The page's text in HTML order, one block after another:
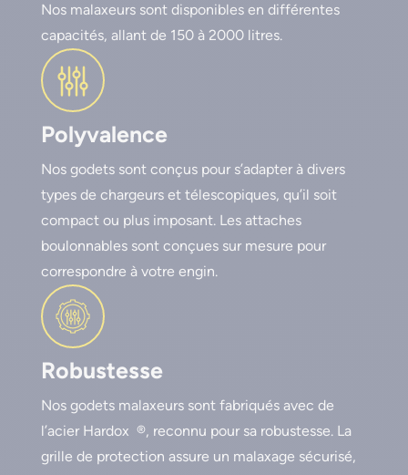
Nos malaxeurs sont disponibles en différentes
capacités, allant de 150 à 2000 litres.
Polyvalence
Nos godets sont conçus pour s’adapter à divers
types de chargeurs et télescopiques, qu’il soit
compact ou plus imposant. Les attaches
boulonnables sont conçues sur mesure pour
correspondre à votre engin.
Robustesse
Nos godets malaxeurs sont fabriqués avec de
l’acier Hardox ®, reconnu pour sa robustesse. La
grille de protection assure un malaxage sécurisé,